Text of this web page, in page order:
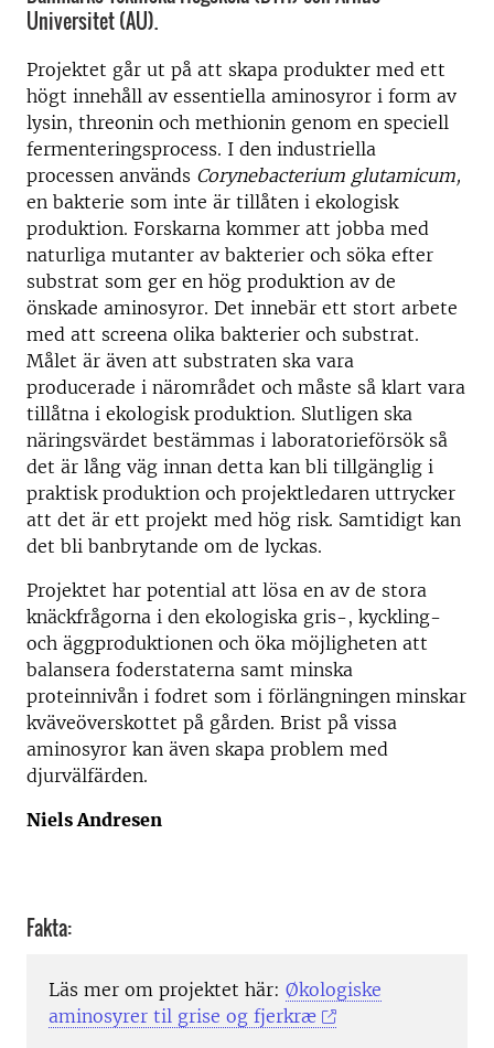
Universitet (AU).
Projektet går ut på att skapa produkter med ett
högt innehåll av essentiella aminosyror i form av
lysin, threonin och methionin genom en speciell
fermenteringsprocess. I den industriella
processen används Corynebacterium glutamicum,
en bakterie som inte är tillåten i ekologisk
produktion. Forskarna kommer att jobba med
naturliga mutanter av bakterier och söka efter
substrat som ger en hög produktion av de
önskade aminosyror. Det innebär ett stort arbete
med att screena olika bakterier och substrat.
Målet är även att substraten ska vara
producerade i närområdet och måste så klart vara
tillåtna i ekologisk produktion. Slutligen ska
näringsvärdet bestämmas i laboratorieförsök så
det är lång väg innan detta kan bli tillgänglig i
praktisk produktion och projektledaren uttrycker
att det är ett projekt med hög risk. Samtidigt kan
det bli banbrytande om de lyckas.
Projektet har potential att lösa en av de stora
knäckfrågorna i den ekologiska gris-, kyckling-
och äggproduktionen och öka möjligheten att
balansera foderstaterna samt minska
proteinnivån i fodret som i förlängningen minskar
kväveöverskottet på gården. Brist på vissa
aminosyror kan även skapa problem med
djurvälfärden.
Niels Andresen
Fakta:
Läs mer om projektet här: Økologiske
aminosyrer til grise og fjerkræ